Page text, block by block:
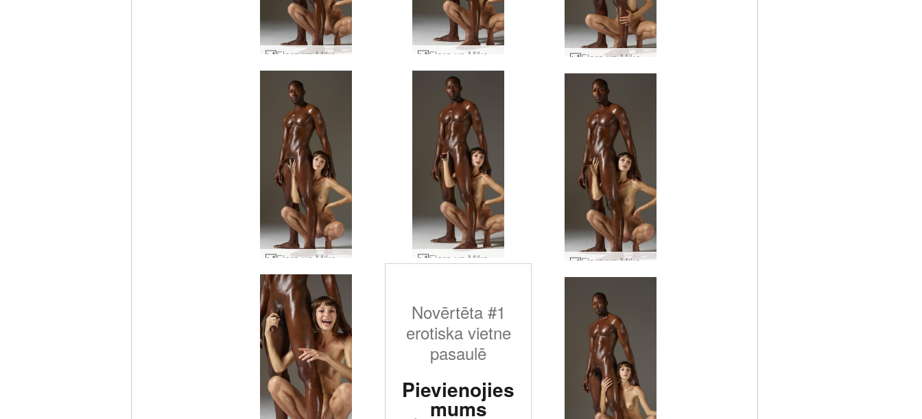
Flora un Mike ciets satvēriens #11 Flora un Mike ciets satvēriens #29
Flora un Mike ciets satvēriens #13 Flora un Mike ciets satvēriens #14
Novērtēta #1
erotiska vietne
pasaulē
Pievienojies
mums